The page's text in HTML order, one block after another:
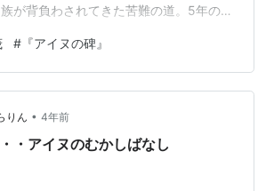
が背負わされてきた苦難の道。5年の歳
いたアイヌの碑といえる」】本（1980
さん、聞いてくれ。土を掘れば、石器
が、言葉、おれたちの祖先の言葉は出
ー。言葉は土に埋まっていない。木の
いるわけでもない。口から口、ただそ
# 『アイヌの碑』
りん • 4年前
・アイヌのむかしばなし